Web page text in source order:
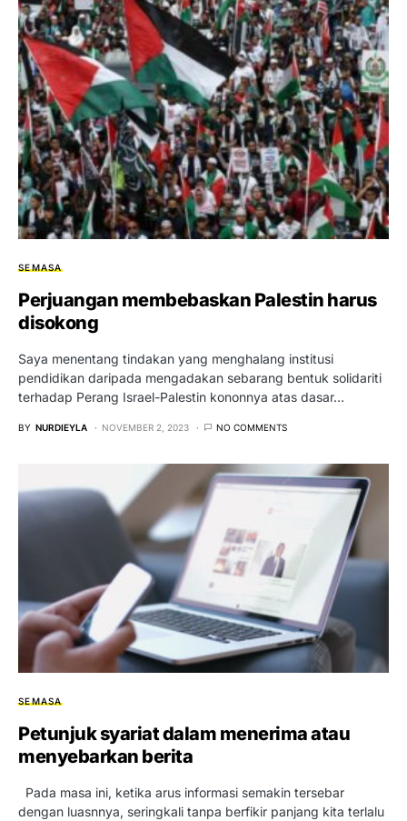
SEMASA
Perjuangan membebaskan Palestin harus
disokong
Saya menentang tindakan yang menghalang institusi
pendidikan daripada mengadakan sebarang bentuk solidariti
terhadap Perang Israel-Palestin kononnya atas dasar…
BY NURDIEYLA NOVEMBER 2, 2023 NO COMMENTS
SEMASA
Petunjuk syariat dalam menerima atau
menyebarkan berita
Pada masa ini, ketika arus informasi semakin tersebar
dengan luasnnya, seringkali tanpa berfikir panjang kita terlalu